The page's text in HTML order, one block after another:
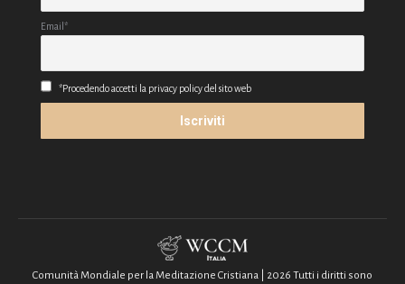
Email*
*Procedendo accetti la privacy policy del sito web
Comunità Mondiale per la Meditazione Cristiana | 2026 Tutti i diritti sono